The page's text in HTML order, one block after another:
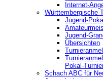
Internet-
Württembergische
Jugend-
Jugend-
Übersichten
Pokal-
Schach ABC für